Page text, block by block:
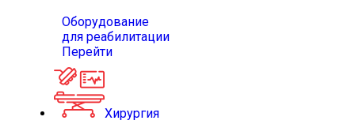
Оборудование
для реабилитации
Перейти
Хирургия